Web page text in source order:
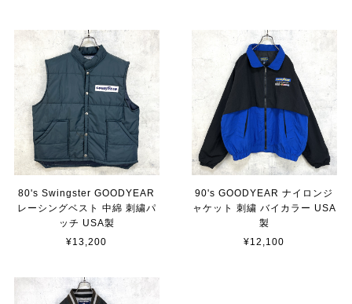
80's Swingster GOODYEAR
レーシングベスト 中綿 刺繍パ
ッチ USA製
¥13,200
90's GOODYEAR ナイロンジ
ャケット 刺繍 バイカラー USA
製
¥12,100